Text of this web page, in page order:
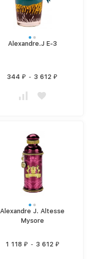
Alexandre.J E-3
344₽ - 3 612₽
Alexandre J. Altesse
Mysore
1 118 ₽ - 3 612 ₽